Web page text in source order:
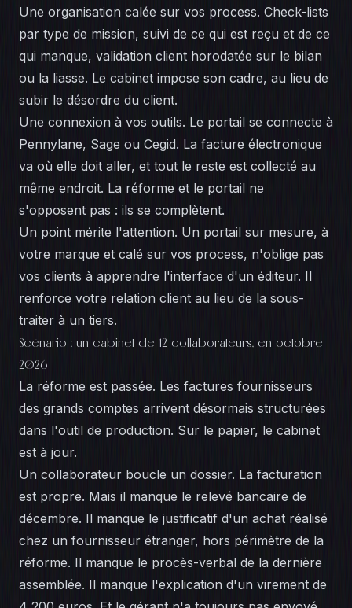
Une organisation calée sur vos process. Check-lists
par type de mission, suivi de ce qui est reçu et de ce
qui manque, validation client horodatée sur le bilan
ou la liasse. Le cabinet impose son cadre, au lieu de
subir le désordre du client.
Une connexion à vos outils. Le portail se connecte à
Pennylane, Sage ou Cegid. La facture électronique
va où elle doit aller, et tout le reste est collecté au
même endroit. La réforme et le portail ne
s'opposent pas : ils se complètent.
Un point mérite l'attention. Un portail sur mesure, à
votre marque et calé sur vos process, n'oblige pas
vos clients à apprendre l'interface d'un éditeur. Il
renforce votre relation client au lieu de la sous-
traiter à un tiers.
Scénario : un cabinet de 12 collaborateurs, en octobre
2026
La réforme est passée. Les factures fournisseurs
des grands comptes arrivent désormais structurées
dans l'outil de production. Sur le papier, le cabinet
est à jour.
Un collaborateur boucle un dossier. La facturation
est propre. Mais il manque le relevé bancaire de
décembre. Il manque le justificatif d'un achat réalisé
chez un fournisseur étranger, hors périmètre de la
réforme. Il manque le procès-verbal de la dernière
assemblée. Il manque l'explication d'un virement de